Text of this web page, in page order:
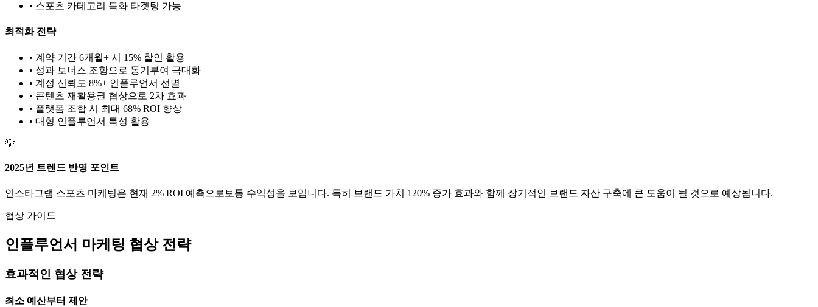
• 스포츠 카테고리 특화 타겟팅 가능
최적화 전략
• 계약 기간 6개월+ 시 15% 할인 활용
• 성과 보너스 조항으로 동기부여 극대화
• 계정 신뢰도 8%+ 인플루언서 선별
• 콘텐츠 재활용권 협상으로 2차 효과
• 플랫폼 조합 시 최대 68% ROI 향상
• 대형 인플루언서 특성 활용
💡
2025년 트렌드 반영 포인트
인스타그램 스포츠 마케팅은 현재 2% ROI 예측으로 보통 수익성을 보입니다. 특히 브랜드 가치 120% 증가 효과와 함께 장기적인 브랜드 자산 구축에 큰 도움이 될 것으로 예상됩니다.
협상 가이드
인플루언서 마케팅 협상 전략
효과적인 협상 전략
최소 예산부터 제안